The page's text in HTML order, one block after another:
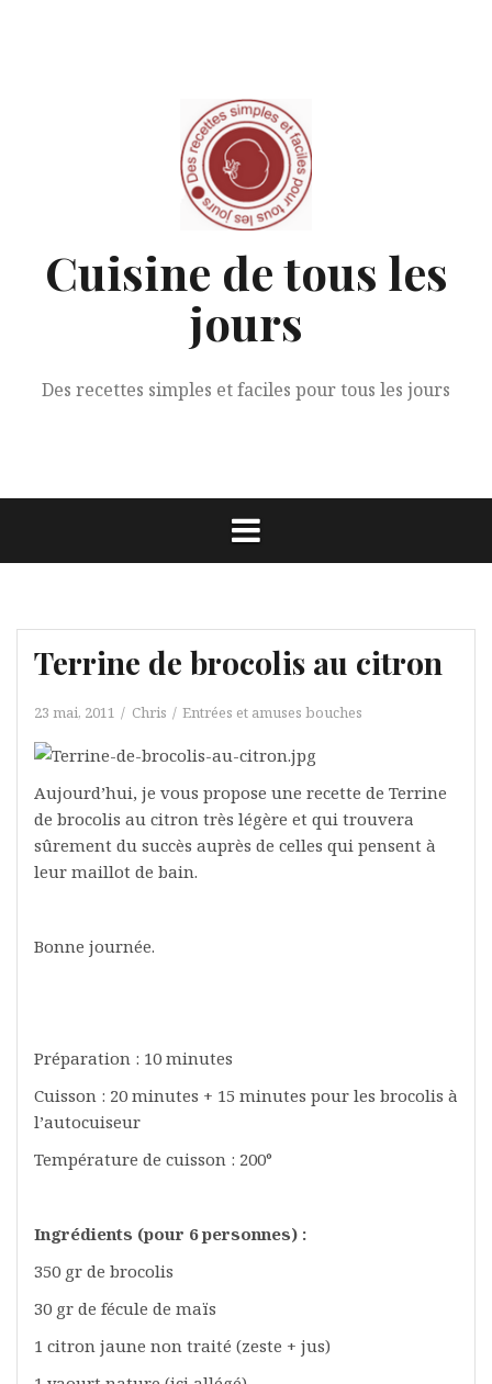
Cuisine de tous les
jours
Des recettes simples et faciles pour tous les jours
Terrine de brocolis au citron
23 mai, 2011 Chris Entrées et amuses bouches
Aujourd’hui, je vous propose une recette de Terrine
de brocolis au citron très légère et qui trouvera
sûrement du succès auprès de celles qui pensent à
leur maillot de bain.
Bonne journée.
Préparation : 10 minutes
Cuisson : 20 minutes + 15 minutes pour les brocolis à
l’autocuiseur
Température de cuisson : 200°
Ingrédients (pour 6 personnes) :
350 gr de brocolis
30 gr de fécule de maïs
1 citron jaune non traité (zeste + jus)